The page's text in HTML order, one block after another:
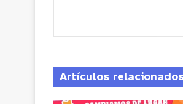
Artículos